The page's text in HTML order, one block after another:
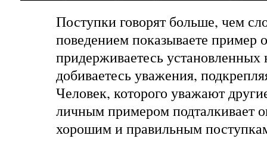
Поступки говорят больше, чем
поведением показываете
придерживаетесь
добиваетесь уважения,
Человек, которого уважают
личным примером подталкивает
хорошим и правильным